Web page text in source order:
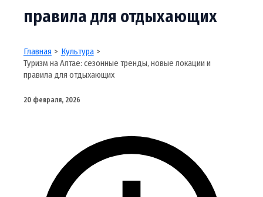
правила для отдыхающих
Главная
Культура
Туризм на Алтае: сезонные тренды, новые локации и
правила для отдыхающих
20 февраля, 2026